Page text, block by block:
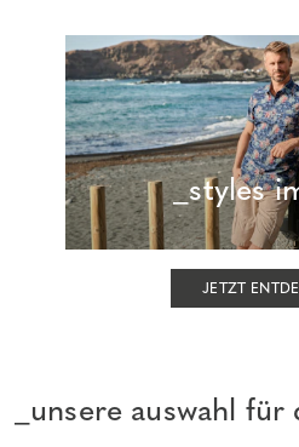
_styles
JETZT
_unsere auswahl für